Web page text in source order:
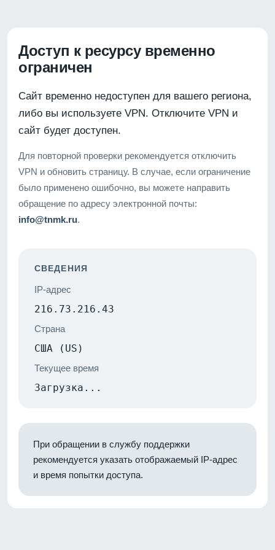
Доступ к ресурсу временно
ограничен
Сайт временно недоступен для вашего региона,
либо вы используете VPN. Отключите VPN и
сайт будет доступен.
Для повторной проверки рекомендуется отключить
VPN и обновить страницу. В случае, если ограничение
было применено ошибочно, вы можете направить
обращение по адресу электронной почты:
info@tnmk.ru.
СВЕДЕНИЯ
IP-адрес
216.73.216.43
Страна
США (US)
Текущее время
Загрузка...
При обращении в службу поддержки
рекомендуется указать отображаемый IP-адрес
и время попытки доступа.